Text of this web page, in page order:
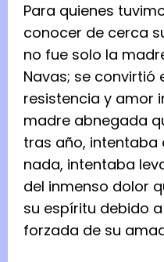
Para quienes
conocer de cerca
no fue solo la
Navas; se convirtió
resistencia y amor
madre abnegada
tras año, intentaba
nada, intentaba
del inmenso dolor
su espíritu debido
forzada de su